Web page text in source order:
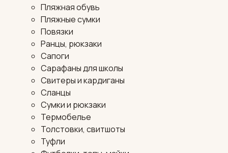
Пляжная обувь
Пляжные сумки
Повязки
Ранцы, рюкзаки
Сапоги
Сарафаны для школы
Свитеры и кардиганы
Сланцы
Сумки и рюкзаки
Термобелье
Толстовки, свитшоты
Туфли